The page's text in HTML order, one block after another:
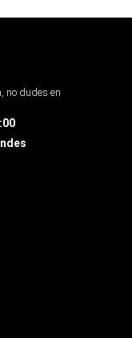
no dudes en